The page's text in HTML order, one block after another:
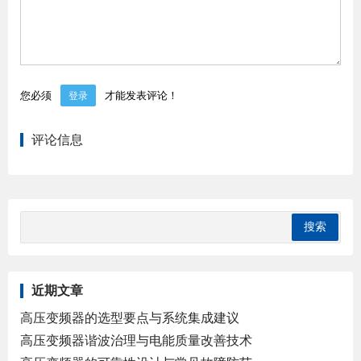
您必须 登录 才能发表评论！
评论信息
近期文章
高压变频器的选型要点与系统集成建议
高压变频器谐波治理与电能质量改善技术